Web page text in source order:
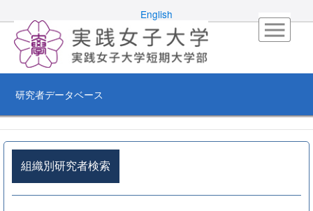
English
研究者データベース
組織別研究者検索